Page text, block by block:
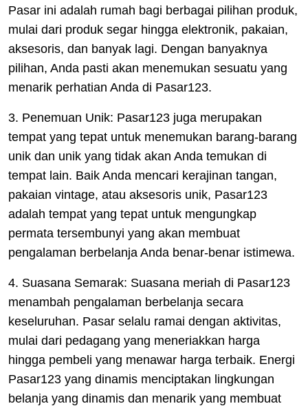
Pasar ini adalah rumah bagi berbagai pilihan produk,
mulai dari produk segar hingga elektronik, pakaian,
aksesoris, dan banyak lagi. Dengan banyaknya
pilihan, Anda pasti akan menemukan sesuatu yang
menarik perhatian Anda di Pasar123.
3. Penemuan Unik: Pasar123 juga merupakan
tempat yang tepat untuk menemukan barang-barang
unik dan unik yang tidak akan Anda temukan di
tempat lain. Baik Anda mencari kerajinan tangan,
pakaian vintage, atau aksesoris unik, Pasar123
adalah tempat yang tepat untuk mengungkap
permata tersembunyi yang akan membuat
pengalaman berbelanja Anda benar-benar istimewa.
4. Suasana Semarak: Suasana meriah di Pasar123
menambah pengalaman berbelanja secara
keseluruhan. Pasar selalu ramai dengan aktivitas,
mulai dari pedagang yang meneriakkan harga
hingga pembeli yang menawar harga terbaik. Energi
Pasar123 yang dinamis menciptakan lingkungan
belanja yang dinamis dan menarik yang membuat